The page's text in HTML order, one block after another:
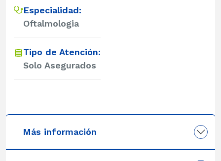
Especialidad:
Oftalmologia
Tipo de Atención:
Solo Asegurados
Más información